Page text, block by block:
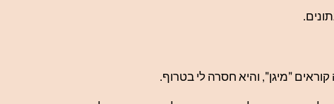
"מיגן", והיא חסרה לי בטרוף.